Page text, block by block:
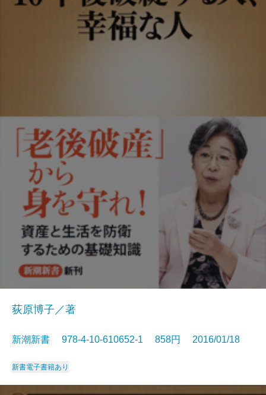
荻原博子／著
新潮新書 978-4-10-610652-1 858円 2016/01/18
新書電子書籍あり